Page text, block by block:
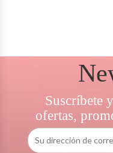
Suscríbete
ofertas,